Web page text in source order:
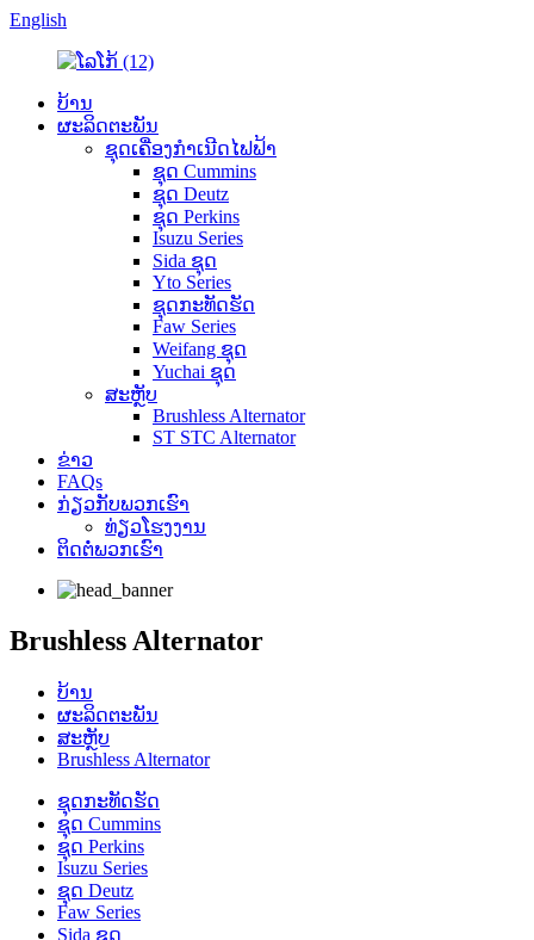
English
ບ້ານ
ຜະລິດຕະພັນ
ຊຸດເຄື່ອງກໍາເນີດໄຟຟ້າ
ຊຸດ Cummins
ຊຸດ Deutz
ຊຸດ Perkins
Isuzu Series
Sida ຊຸດ
Yto Series
ຊຸດກະທັດຮັດ
Faw Series
Weifang ຊຸດ
Yuchai ຊຸດ
ສະຫຼັບ
Brushless Alternator
ST STC Alternator
ຂ່າວ
FAQs
ກ່ຽວ​ກັບ​ພວກ​ເຮົາ
ທ່ຽວໂຮງງານ
ຕິດ​ຕໍ່​ພວກ​ເຮົາ
Brushless Alternator
ບ້ານ
ຜະລິດຕະພັນ
ສະຫຼັບ
Brushless Alternator
ຊຸດກະທັດຮັດ
ຊຸດ Cummins
ຊຸດ Perkins
Isuzu Series
ຊຸດ Deutz
Faw Series
Sida ຊຸດ